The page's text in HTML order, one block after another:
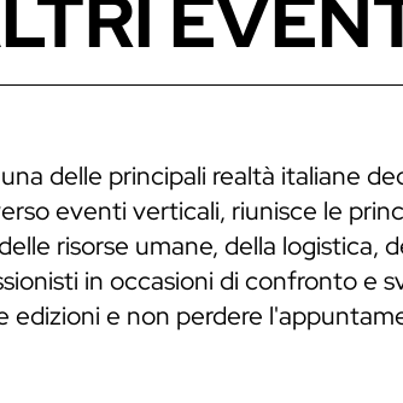
delle principali realtà italiane
eventi verticali, riunisce le
risorse umane, della logistica,
in occasioni di confronto e
edizioni e non perdere